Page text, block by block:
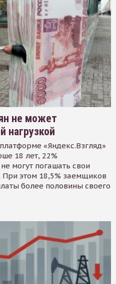
не может
нагрузкой
«Яндекс.Взгляд»
18 лет, 22%
могут погашать свои
этом 18,5% заемщиков
более половины своего